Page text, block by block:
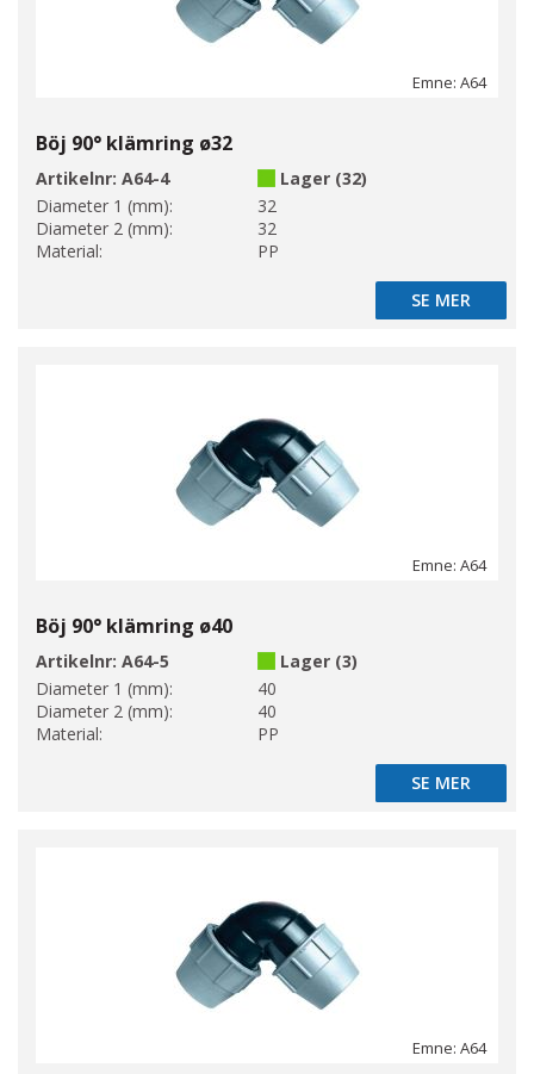
Emne: A64
Böj 90° klämring ø32
Artikelnr: A64-4
Lager (32)
Diameter 1 (mm):
32
Diameter 2 (mm):
32
Material:
PP
SE MER
SE MER
Emne: A64
Böj 90° klämring ø40
Artikelnr: A64-5
Lager (3)
Diameter 1 (mm):
40
Diameter 2 (mm):
40
Material:
PP
SE MER
SE MER
Emne: A64